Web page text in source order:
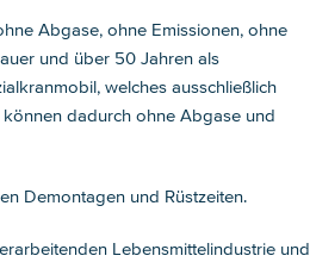
Abgase, ohne Emissionen, ohne
und über 50 Jahren als
welches ausschließlich
dadurch ohne Abgase und
Demontagen und Rüstzeiten.
Lebensmittelindustrie und